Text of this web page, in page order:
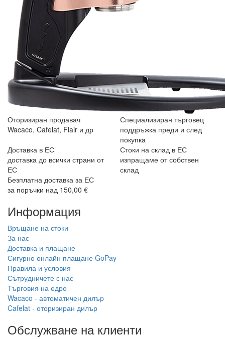
Оторизиран продавач
Wacaco, Cafelat, Flair и др
Специализиран търговец
поддръжка преди и след
покупка
Доставка в ЕС
доставка до всички страни от
ЕС
Стоки на склад в ЕС
изпращаме от собствен
склад
Безплатна доставка за ЕС
за поръчки над 150,00 €
Информация
Връщане на стоки
За нас
Доставка и плащане
Сигурно онлайн плащане GoPay
Правила и условия
Сътрудничете с нас
Търговия на едро
Wacaco - автоматичен дилър
Cafelat - оторизиран дилър
Обслужване на клиенти